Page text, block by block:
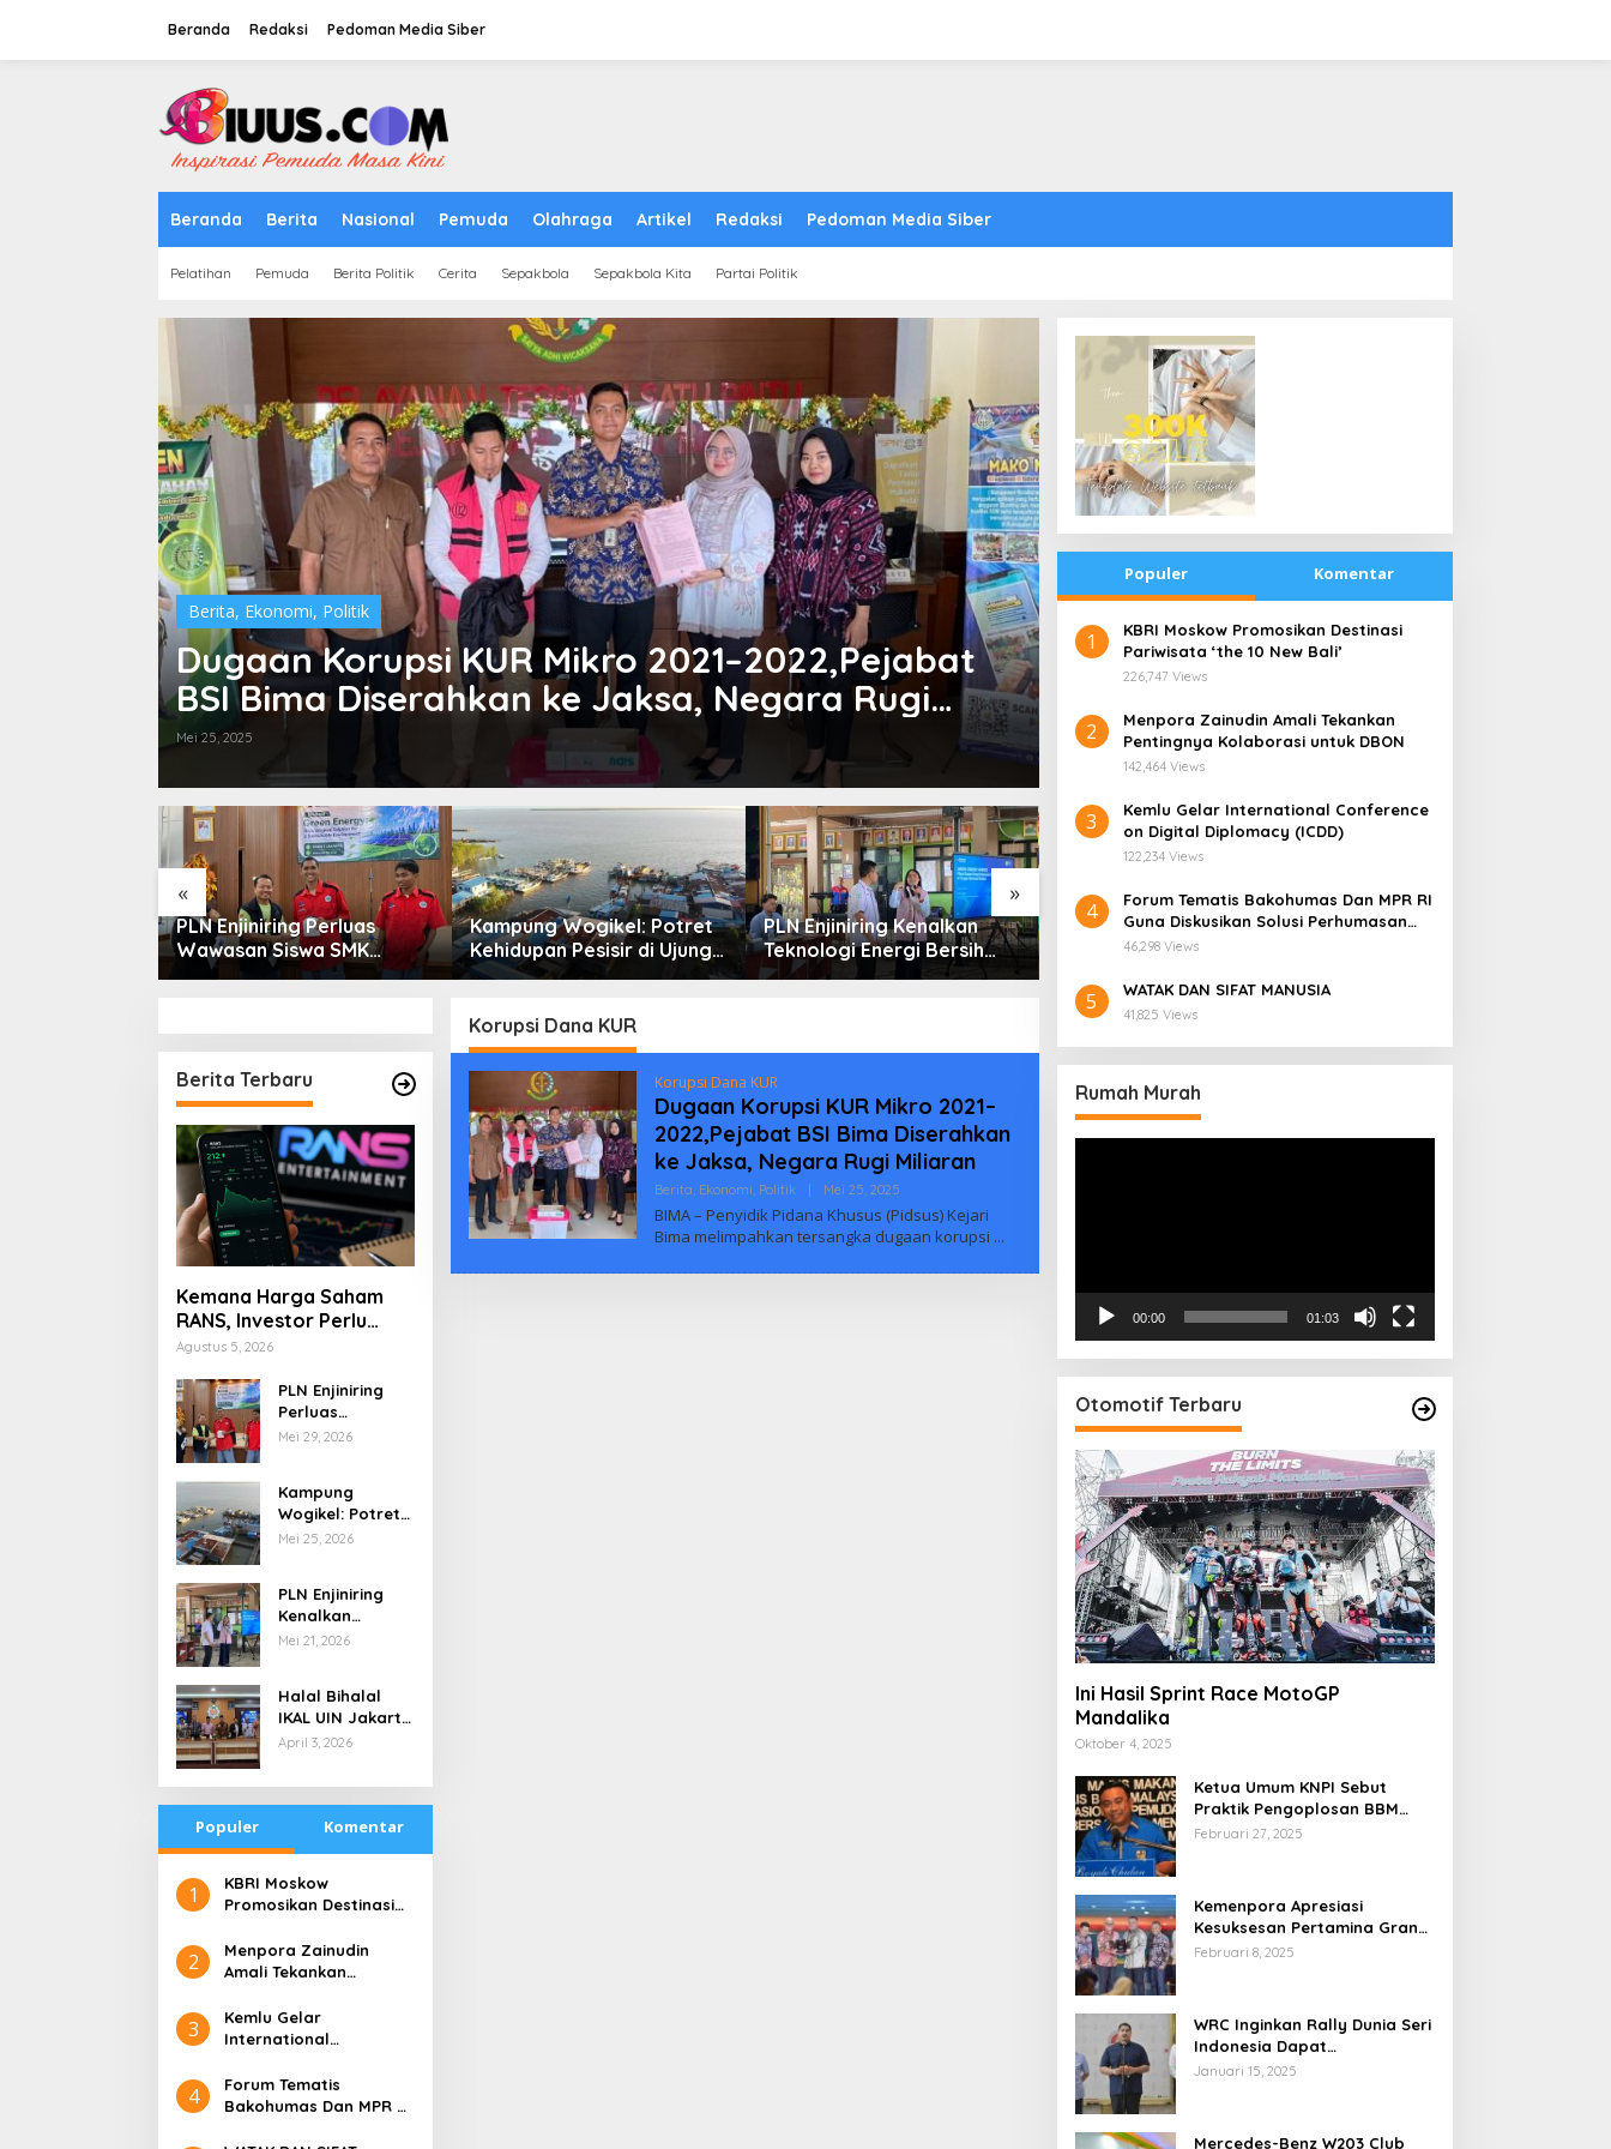
Beranda Redaksi Pedoman Media Siber
Beranda Berita Nasional Pemuda Olahraga Artikel Redaksi Pedoman Media Siber
Pelatihan Pemuda Berita Politik Cerita Sepakbola Sepakbola Kita Partai Politik
Berita, Ekonomi, Politik
Dugaan Korupsi KUR Mikro 2021–2022,Pejabat
BSI Bima Diserahkan ke Jaksa, Negara Rugi
Miliaran
Mei 25, 2025
« »
PLN Enjiniring Perluas
Wawasan Siswa SMK
tentang Tantangan
Kampung Wogikel: Potret
Kehidupan Pesisir di Ujung
Selatan Papua yang
Keterbatasan
PLN Enjiniring Kenalkan
Teknologi Energi Bersih
kepada Pelajar Jakarta
Tradisi Bakar Batu di
Papua Menjadi Simbol
Kemana Harga Saham
Berita Terbaru
Kemana Harga Saham
RANS, Investor Perlu
Cermati Fundamental
Spekulasi Berlebihan
Agustus 5, 2026
PLN Enjiniring
Perluas
Wawasan Siswa
Perubahan Iklim
Mei 29, 2026
Kampung
Wogikel: Potret
Kehidupan
yang Bertahan
di Tengah
Keterbatasan
Mei 25, 2026
PLN Enjiniring
Kenalkan
Teknologi Energi
Mei 21, 2026
Halal Bihalal
IKAL UIN Jakarta
NTB, Alumni UIN
April 3, 2026
Populer Komentar
1
​KBRI Moskow
Promosikan Destinasi
Bali’
2
​Menpora Zainudin
Amali Tekankan
untuk DBON
3
​Kemlu Gelar
International
Diplomacy (ICDD)
4
Forum Tematis
Bakohumas Dan MPR RI
Korupsi Dana KUR
Korupsi Dana KUR
Dugaan Korupsi KUR Mikro 2021–
2022,Pejabat BSI Bima Diserahkan
ke Jaksa, Negara Rugi Miliaran
Berita, Ekonomi, Politik Mei 25, 2025Oleh
Indonesia
BIMA – Penyidik Pidana Khusus (Pidsus) Kejari
Bima melimpahkan tersangka dugaan korupsi
Populer Komentar
1
​KBRI Moskow Promosikan Destinasi
Pariwisata ‘the 10 New Bali’
226,747 Views
2
​Menpora Zainudin Amali Tekankan
Pentingnya Kolaborasi untuk DBON
142,464 Views
3
​Kemlu Gelar International Conference
on Digital Diplomacy (ICDD)
122,234 Views
4
Forum Tematis Bakohumas Dan MPR RI
Guna Diskusikan Solusi Perhumasan
Juga Tuk Perkuat Lembaga Masing –
46,298 Views
5 WATAK DAN SIFAT MANUSIA
41,825 Views
Rumah Murah
00:00 01:03
Otomotif Terbaru
Ini Hasil Sprint Race MotoGP
Mandalika
Oktober 4, 2025
Ketua Umum KNPI Sebut
Praktik Pengoplosan BBM
Cederai Kepercayaan
Februari 27, 2025
Kemenpora Apresiasi
Kesuksesan Pertamina Grand
Prix of Indonesia 2024
Februari 8, 2025
WRC Inginkan Rally Dunia Seri
Indonesia Dapat
Terselenggara 2026
Januari 15, 2025
Mercedes-Benz W203 Club